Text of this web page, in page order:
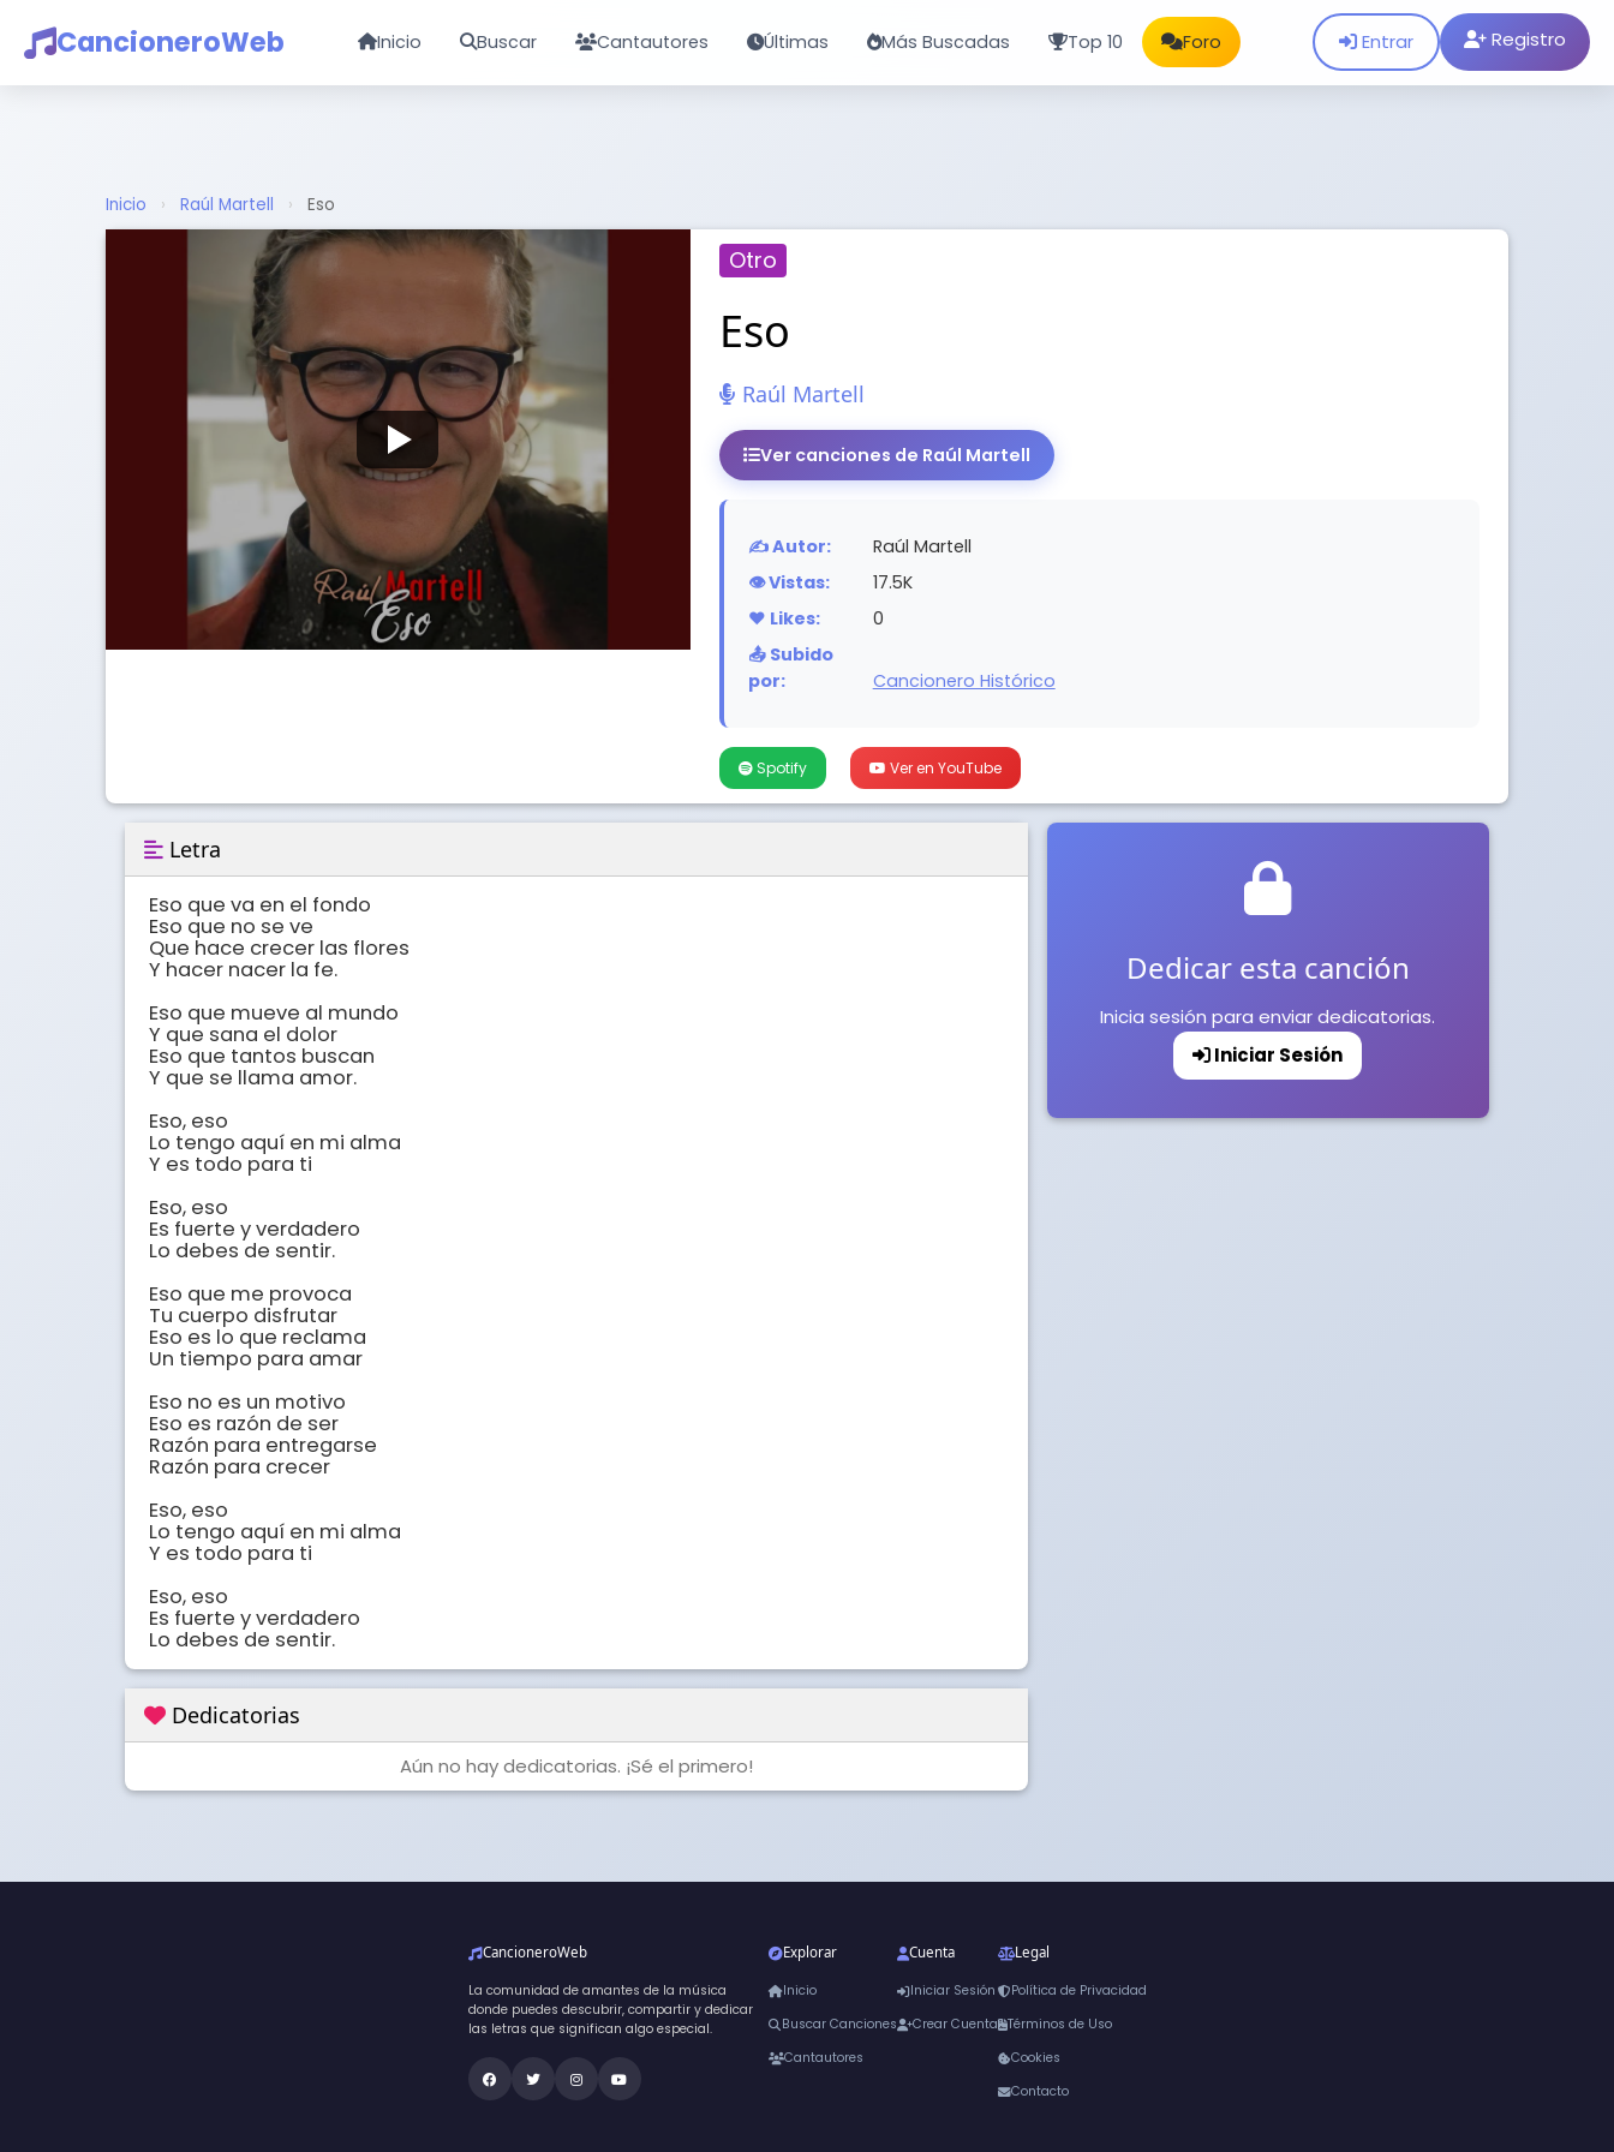
CancioneroWeb Inicio Buscar Cantautores Últimas Más Buscadas Top 10 Foro Entrar Registro
Inicio › Raúl Martell › Eso
Otro
Eso
Raúl Martell
Ver canciones de Raúl Martell
✍️ Autor:
Raúl Martell
👁️ Vistas:
17.5K
❤️ Likes:
0
📤 Subido
por:
Cancionero Histórico
Spotify Ver en YouTube
Letra
Eso que va en el fondo
Eso que no se ve
Que hace crecer las flores
Y hacer nacer la fe.
Eso que mueve al mundo
Y que sana el dolor
Eso que tantos buscan
Y que se llama amor.
Eso, eso
Lo tengo aquí en mi alma
Y es todo para ti
Eso, eso
Es fuerte y verdadero
Lo debes de sentir.
Eso que me provoca
Tu cuerpo disfrutar
Eso es lo que reclama
Un tiempo para amar
Eso no es un motivo
Eso es razón de ser
Razón para entregarse
Razón para crecer
Eso, eso
Lo tengo aquí en mi alma
Y es todo para ti
Eso, eso
Es fuerte y verdadero
Lo debes de sentir.
Dedicatorias
Aún no hay dedicatorias. ¡Sé el primero!
Dedicar esta canción
Inicia sesión para enviar dedicatorias.
Iniciar Sesión
CancioneroWeb
La comunidad de amantes de la música
donde puedes descubrir, compartir y dedicar
las letras que significan algo especial.
Explorar
Inicio
Buscar Canciones
Cantautores
Cuenta
Iniciar Sesión
Crear Cuenta
Legal
Política de Privacidad
Términos de Uso
Cookies
Contacto